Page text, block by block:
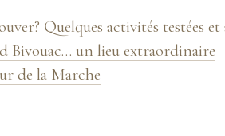
Quelques activités testées et
Bivouac… un lieu extraordinaire
de la Marche